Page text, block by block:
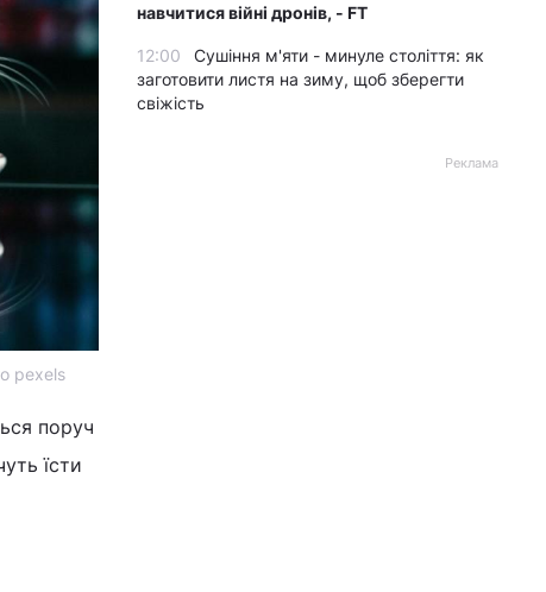
pexels
поруч
їсти
навчитися війні дронів, - FT
12:00
Сушіння м'яти - минуле століття: як
заготовити листя на зиму, щоб зберегти
свіжість
Реклама